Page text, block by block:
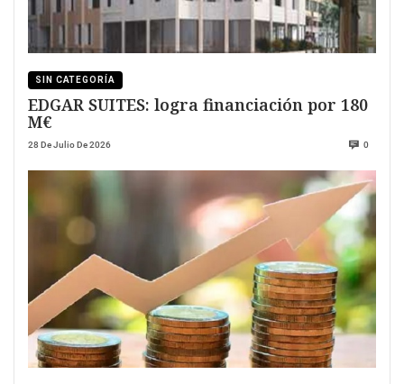
SIN CATEGORÍA
EDGAR SUITES: logra financiación por 180
M€
28 De Julio De 2026 0